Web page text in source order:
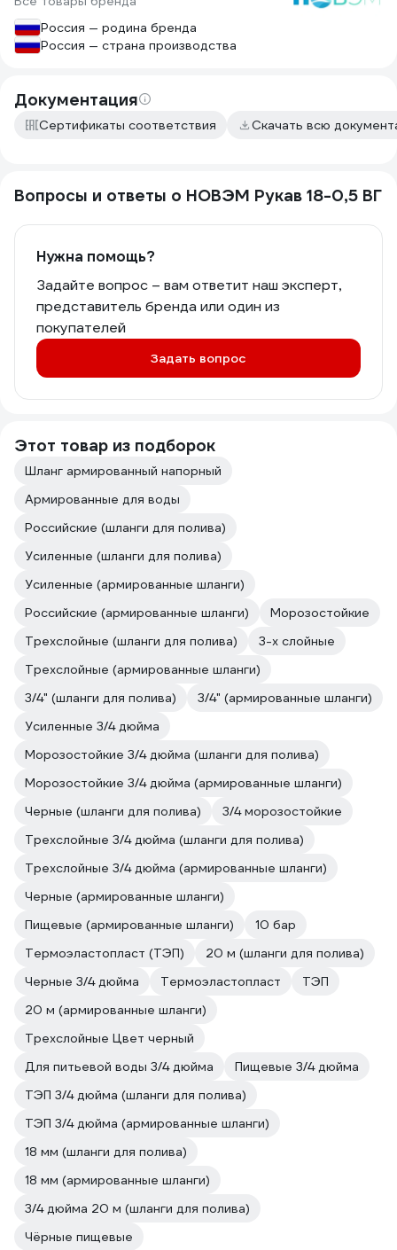
Россия — родина бренда
Россия — страна производства
Документация
Сертификаты соответствия Скачать всю
Вопросы и ответы о НОВЭМ Рукав 18-0,5 ВГ
Нужна помощь?
Задайте вопрос – вам ответит наш эксперт,
представитель бренда или один из
покупателей
Задать вопрос
Этот товар из подборок
Шланг армированный напорный
Армированные для воды
Российские (шланги для полива)
Усиленные (шланги для полива)
Усиленные (армированные шланги)
Российские (армированные шланги)
Морозостойкие
Трехслойные (шланги для полива)
3-х слойные
Трехслойные (армированные шланги)
3/4" (шланги для полива)
3/4" (армированные шланги)
Усиленные 3/4 дюйма
Морозостойкие 3/4 дюйма (шланги для полива)
Морозостойкие 3/4 дюйма (армированные шланги)
Черные (шланги для полива)
3/4 морозостойкие
Трехслойные 3/4 дюйма (шланги для полива)
Трехслойные 3/4 дюйма (армированные шланги)
Черные (армированные шланги)
Пищевые (армированные шланги)
10 бар
Термоэластопласт (ТЭП)
20 м (шланги для полива)
Черные 3/4 дюйма
Термоэластопласт
ТЭП
20 м (армированные шланги)
Трехслойные Цвет черный
Для питьевой воды 3/4 дюйма
Пищевые 3/4 дюйма
ТЭП 3/4 дюйма (шланги для полива)
ТЭП 3/4 дюйма (армированные шланги)
18 мм (шланги для полива)
18 мм (армированные шланги)
3/4 дюйма 20 м (шланги для полива)
Чёрные пищевые